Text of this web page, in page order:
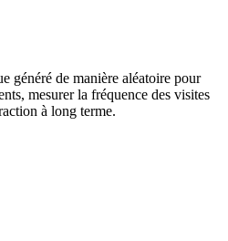
généré de manière aléatoire pour
mesurer la fréquence des visites
à long terme.